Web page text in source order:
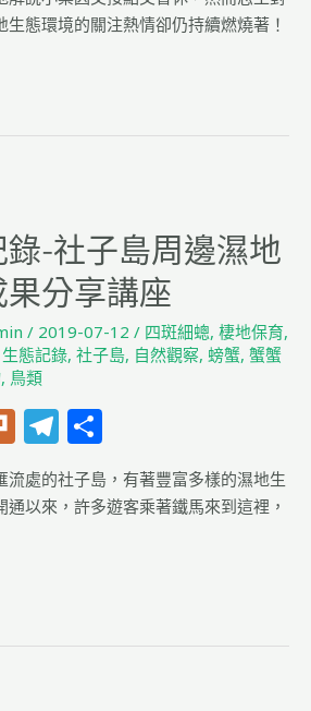
rke
g
態環境的關注熱情卻仍持續燃燒著！
-社子島周邊濕地
分享講座
/ 2019-07-12 / 四斑細蟌, 棲地保育,
生態記錄, 社子島, 自然觀察, 螃蟹, 蟹蟹
, 鳥類
Pl
u
rk
T
el
e
g
享
流處的社子島，有著豐富多樣的濕地生
以來，許多遊客乘著鐵馬來到這裡，